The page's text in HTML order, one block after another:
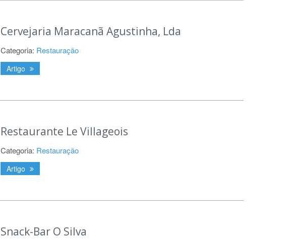
Cervejaria Maracanã Agustinha, Lda
Categoria: Restauração
Artigo
Restaurante Le Villageois
Categoria: Restauração
Artigo
Snack-Bar O Silva